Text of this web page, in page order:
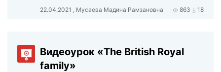
22.04.2021 , Мусаева Мадина Рамзановна 863 18
Видеоурок «The British Royal
family»